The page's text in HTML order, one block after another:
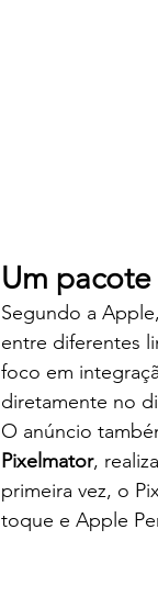
Um
Segundo a
entre diferentes
foco em
diretamente no
O anúncio
Pixelmator,
primeira vez, o
toque e Apple